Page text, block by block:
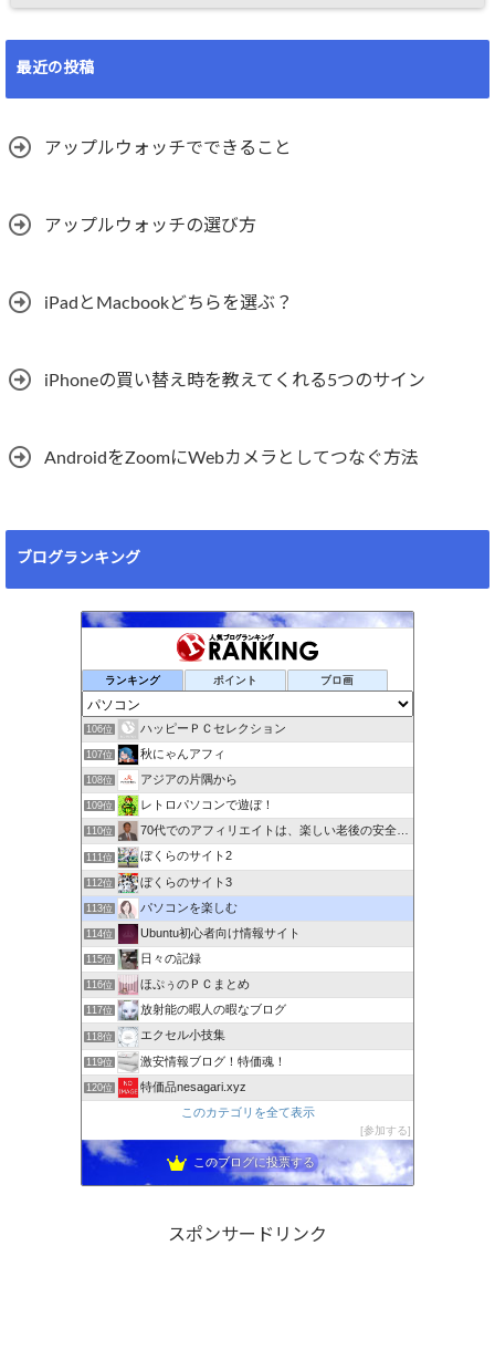
最近の投稿
アップルウォッチでできること
アップルウォッチの選び方
iPadとMacbookどちらを選ぶ？
iPhoneの買い替え時を教えてくれる5つのサイン
AndroidをZoomにWebカメラとしてつなぐ方法
ブログランキング
ランキング ポイント ブロ画
106位 ハッピーＰＣセレクション
107位 秋にゃんアフィ
108位 アジアの片隅から
109位 レトロパソコンで遊ぼ！
110位 70代でのアフィリエイトは、楽しい老後の安全保障！!
111位 ぼくらのサイト2
112位 ぼくらのサイト3
113位 パソコンを楽しむ
114位 Ubuntu初心者向け情報サイト
115位 日々の記録
116位 ほぷぅのＰＣまとめ
117位 放射能の暇人の暇なブログ
118位 エクセル小技集
119位 激安情報ブログ！特価魂！
120位
特価品nesagari.xyz
このカテゴリを全て表示
参加する
このブログに投票する
スポンサードリンク